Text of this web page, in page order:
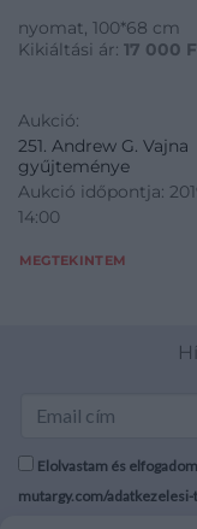
nyomat, 100*68 cm
Kikiáltási ár: 17 000
Aukció:
251. Andrew G. Vajna
gyűjteménye
Aukció időpontja:
14:00
MEGTEKINTEM
Elolvastam és
mutargy.com/